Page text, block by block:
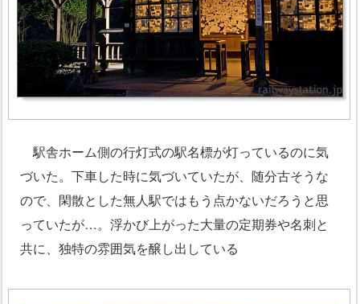
駅舎ホーム側の行灯式の駅名標が灯っているのに気
づいた。下車した時に気づいていたが、随分古そうな
ので、閑散とした無人駅ではもう点かないだろうと思
っていたが…。浮かび上がった大量の定期券や名刺と
共に、独特の雰囲気を醸し出している